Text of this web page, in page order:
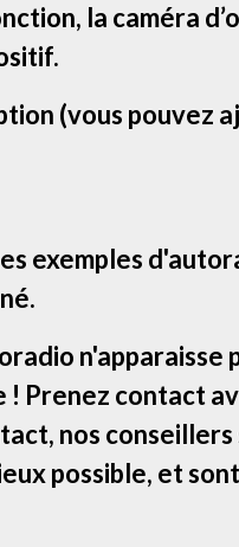
la caméra
(vous pouvez
exemples
n'apparaisse
! Prenez contact
nos
possible, et